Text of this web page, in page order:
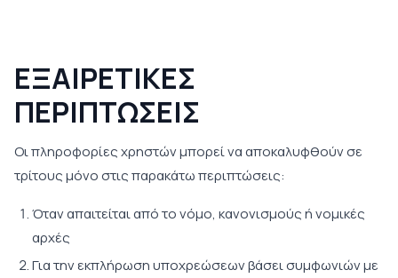
ΕΞΑΙΡΕΤΙΚΕΣ
ΠΕΡΙΠΤΩΣΕΙΣ
Οι πληροφορίες χρηστών μπορεί να αποκαλυφθούν σε
τρίτους μόνο στις παρακάτω περιπτώσεις:
Όταν απαιτείται από το νόμο, κανονισμούς ή νομικές
αρχές
Για την εκπλήρωση υποχρεώσεων βάσει συμφωνιών με